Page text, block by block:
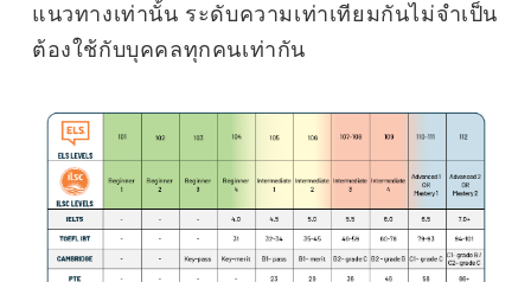
แนวทางเท่านั้น ระดับความเท่าเทียมกันไม่จำเป็น
ต้องใช้กับบุคคลทุกคนเท่ากัน